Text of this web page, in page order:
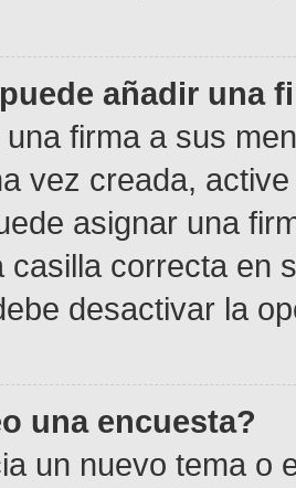
añadir una
firma a sus
vez creada,
asignar una
casilla correcta en
desactivar la
una encuesta?
un nuevo tema o